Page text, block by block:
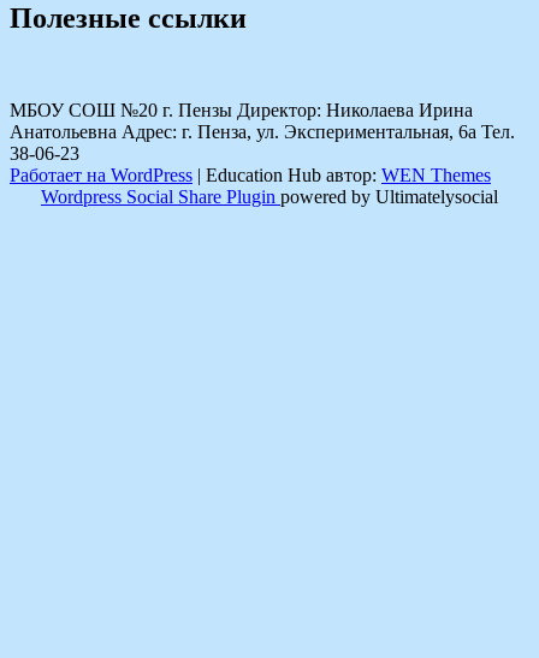
Полезные ссылки
МБОУ СОШ №20 г. Пензы Директор: Николаева Ирина
Анатольевна Адрес: г. Пенза, ул. Экспериментальная, 6а Тел.
38-06-23
Работает на WordPress | Education Hub автор: WEN Themes
Wordpress Social Share Plugin powered by Ultimatelysocial